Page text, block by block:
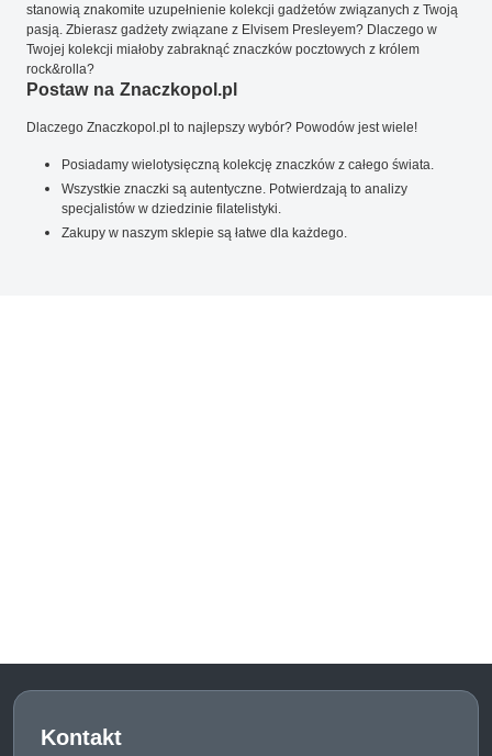
stanowią znakomite uzupełnienie kolekcji gadżetów związanych z Twoją
pasją. Zbierasz gadżety związane z Elvisem Presleyem? Dlaczego w
Twojej kolekcji miałoby zabraknąć znaczków pocztowych z królem
rock&rolla?
Postaw na Znaczkopol.pl
Dlaczego Znaczkopol.pl to najlepszy wybór? Powodów jest wiele!
Posiadamy wielotysięczną kolekcję znaczków z całego świata.
Wszystkie znaczki są autentyczne. Potwierdzają to analizy
specjalistów w dziedzinie filatelistyki.
Zakupy w naszym sklepie są łatwe dla każdego.
Kontakt